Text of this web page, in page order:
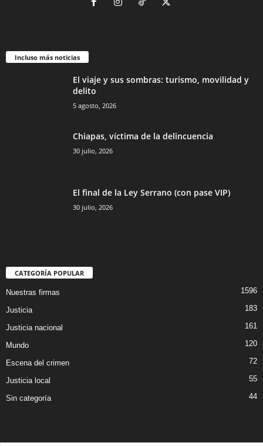
Incluso más noticias
El viaje y sus sombras: turismo, movilidad y
delito
5 agosto, 2026
Chiapas, víctima de la delincuencia
30 julio, 2026
El final de la Ley Serrano (con pase VIP)
30 julio, 2026
CATEGORÍA POPULAR
Nuestras firmas 1596
Justicia 183
Justicia nacional 161
Mundo 120
Escena del crimen 72
Justicia local 55
Sin categoría 44